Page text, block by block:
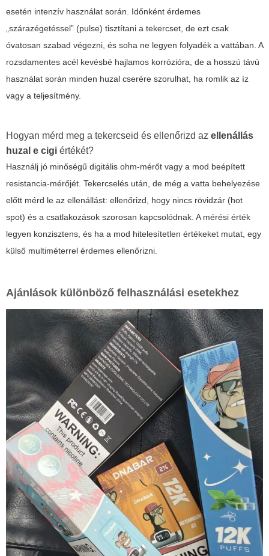
esetén intenzív használat során. Időnként érdemes
„szárazégetéssel” (pulse) tisztítani a tekercset, de ezt csak
óvatosan szabad végezni, és soha ne legyen folyadék a vattában. A
rozsdamentes acél kevésbé hajlamos korrózióra, de a hosszú távú
használat során minden huzal cserére szorulhat, ha romlik az íz
vagy a teljesítmény.
Hogyan mérd meg a tekercseid és ellenőrizd az ellenállás
huzal e cigi értékét?
Használj jó minőségű digitális ohm-mérőt vagy a mod beépített
resistancia-mérőjét. Tekercselés után, de még a vatta behelyezése
előtt mérd le az ellenállást: ellenőrizd, hogy nincs rövidzár (hot
spot) és a csatlakozások szorosan kapcsolódnak. A mérési érték
legyen konzisztens, és ha a mod hitelesítetlen értékeket mutat, egy
külső multiméterrel érdemes ellenőrizni.
Ajánlások különböző felhasználási esetekhez